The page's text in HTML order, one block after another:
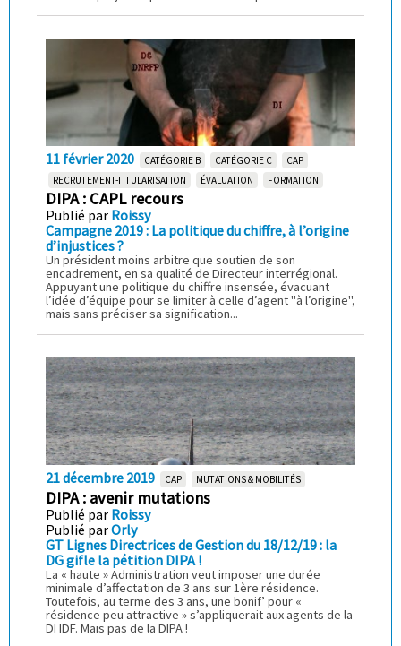
11 février 2020 CATÉGORIE B CATÉGORIE C
CAP
RECRUTEMENT-TITULARISATION
ÉVALUATION FORMATION
DIPA : CAPL recours
Publié par Roissy
Campagne 2019 : La politique du chiffre, à l’origine
d’injustices ?
Un président moins arbitre que soutien de son
encadrement, en sa qualité de Directeur interrégional.
Appuyant une politique du chiffre insensée, évacuant
l’idée d’équipe pour se limiter à celle d’agent "à l’origine",
mais sans préciser sa signification...
21 décembre 2019 CAP MUTATIONS & MOBILITÉS
DIPA : avenir mutations
Publié par Roissy
Publié parOrly
GT Lignes Directrices de Gestion du 18/12/19 : la
DG gifle la pétition DIPA !
La « haute » Administration veut imposer une durée
minimale d’affectation de 3 ans sur 1ère résidence.
Toutefois, au terme des 3 ans, une bonif’ pour «
résidence peu attractive » s’appliquerait aux agents de la
DI IDF. Mais pas de la DIPA !